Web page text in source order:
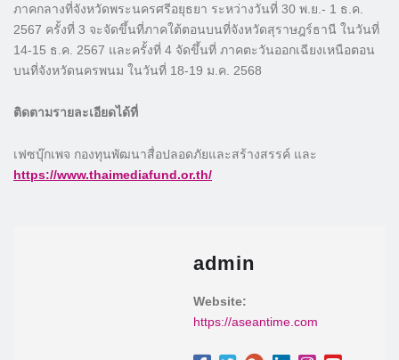
ภาคกลางที่จังหวัดพระนครศรีอยุธยา ระหว่างวันที่ 30 พ.ย.- 1 ธ.ค.
2567 ครั้งที่ 3 จะจัดขึ้นที่ภาคใต้ตอนบนที่จังหวัดสุราษฎร์ธานี ในวันที่
14-15 ธ.ค. 2567 และครั้งที่ 4 จัดขึ้นที่ ภาคตะวันออกเฉียงเหนือตอน
บนที่จังหวัดนครพนม ในวันที่ 18-19 ม.ค. 2568
ติดตามรายละเอียดได้ที่
เฟซบุ๊กเพจ กองทุนพัฒนาสื่อปลอดภัยและสร้างสรรค์ และ
https://www.thaimediafund.or.th/
admin
Website:
https://aseantime.com